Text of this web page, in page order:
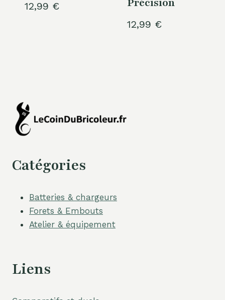
12,99 €
12,99 €
Catégories
Batteries & chargeurs
Forets & Embouts
Atelier & équipement
Liens